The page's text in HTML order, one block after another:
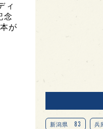
ィ
念
が
新潟県 83 兵